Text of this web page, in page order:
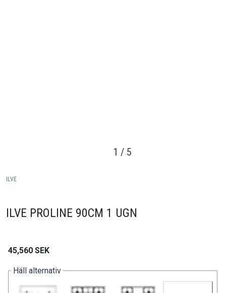
1 / 5
ILVE
ILVE PROLINE 90CM 1 UGN
45,560 SEK
Häll alternativ